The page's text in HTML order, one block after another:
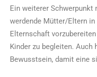
Ein weiterer
werdende Mütter/Eltern
Elternschaft
Kinder zu begleiten. Auch
Bewusstsein, damit eine